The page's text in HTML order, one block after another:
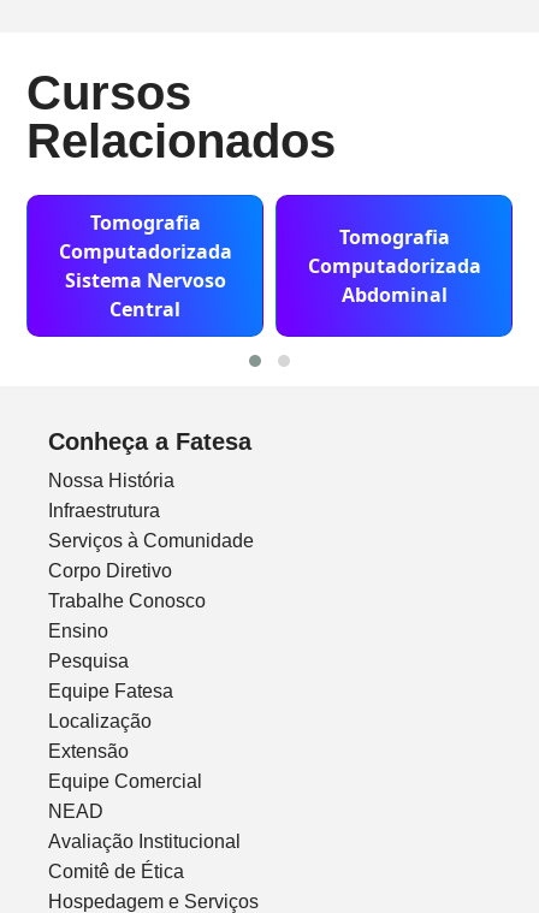
Cursos
Relacionados
Tomografia
Computadorizada
Sistema Nervoso
Central
Tomografia
Computadorizada
Abdominal
Conheça a Fatesa
Nossa História
Infraestrutura
Serviços à Comunidade
Corpo Diretivo
Trabalhe Conosco
Ensino
Pesquisa
Equipe Fatesa
Localização
Extensão
Equipe Comercial
NEAD
Avaliação Institucional
Comitê de Ética
Hospedagem e Serviços